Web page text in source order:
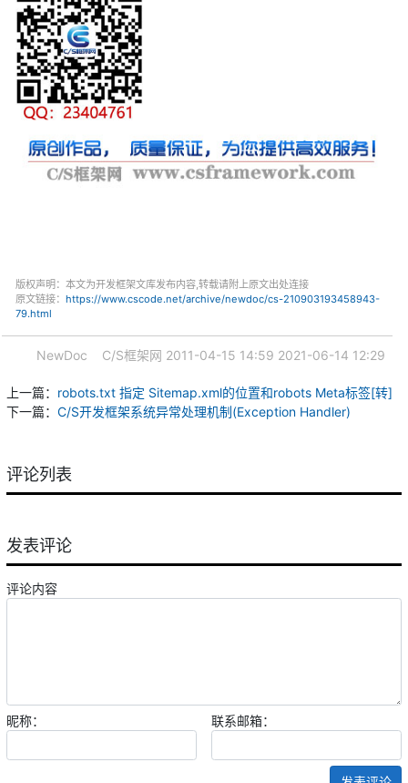
版权声明：本文为开发框架文库发布内容,转载请附上原文出处连接
原文链接： https://www.cscode.net/archive/newdoc/cs-210903193458943-
79.html
NewDoc C/S框架网 2011-04-15 14:59 2021-06-14 12:29
上一篇： robots.txt 指定 Sitemap.xml的位置和robots Meta标签[转]
下一篇： C/S开发框架系统异常处理机制(Exception Handler)
评论列表
发表评论
评论内容
昵称： 联系邮箱：